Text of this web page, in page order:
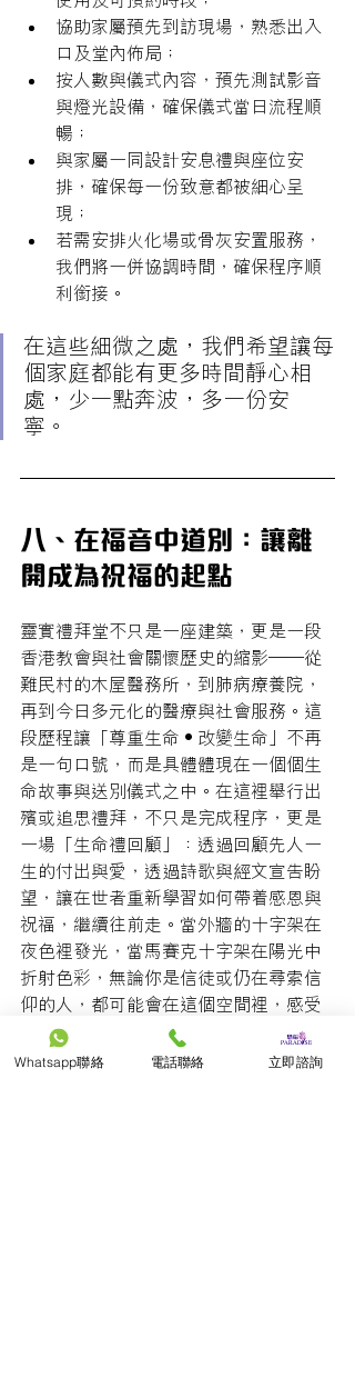
協助家屬預先到訪現場，熟悉出入
口及堂內佈局；
按人數與儀式內容，預先測試影音
與燈光設備，確保儀式當日流程順
暢；
與家屬一同設計安息禮與座位安
排，確保每一份致意都被細心呈
現；
若需安排火化場或骨灰安置服務，
我們將一併協調時間，確保程序順
利銜接。
在這些細微之處，我們希望讓每
個家庭都能有更多時間靜心相
處，少一點奔波，多一份安
寧。
八、在福音中道別：讓離
開成為祝福的起點
靈實禮拜堂不只是一座建築，更是一段
香港教會與社會關懷歷史的縮影——從
難民村的木屋醫務所，到肺病療養院，
再到今日多元化的醫療與社會服務。這
段歷程讓「尊重生命‧改變生命」不再
是一句口號，而是具體體現在一個個生
命故事與送別儀式之中。在這裡舉行出
殯或追思禮拜，不只是完成程序，更是
一場「生命禮回顧」：透過回顧先人一
生的付出與愛，透過詩歌與經文宣告盼
望，讓在世者重新學習如何帶着感恩與
祝福，繼續往前走。當外牆的十字架在
夜色裡發光，當馬賽克十字架在陽光中
折射色彩，無論你是信徒或仍在尋索信
仰的人，都可能會在這個空間裡，感受
到一份溫柔而不催迫的平安——提醒我
們，愛不會因死亡而終止，只會在記念
Whatsapp聯絡 電話聯絡 立即諮詢